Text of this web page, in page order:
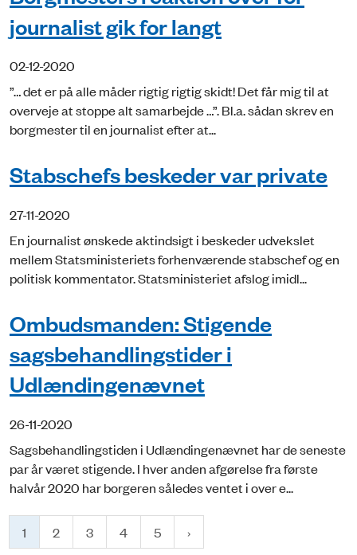
journalist gik for langt
02-12-2020
”… det er på alle måder rigtig rigtig skidt! Det får mig til at
overveje at stoppe alt samarbejde …”. Bl.a. sådan skrev en
borgmester til en journalist efter at...
Stabschefs beskeder var private
27-11-2020
En journalist ønskede aktindsigt i beskeder udvekslet
mellem Statsministeriets forhenværende stabschef og en
politisk kommentator. Statsministeriet afslog imidl...
Ombudsmanden: Stigende
sagsbehandlingstider i
Udlændingenævnet
26-11-2020
Sagsbehandlingstiden i Udlændingenævnet har de seneste
par år været stigende. I hver anden afgørelse fra første
halvår 2020 har borgeren således ventet i over e...
1 2 3 4 5